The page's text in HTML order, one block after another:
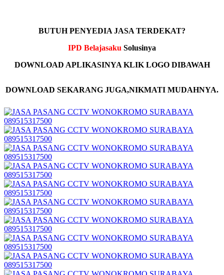
BUTUH PENYEDIA JASA TERDEKAT?
IPD Belajasaku Solusinya
DOWNLOAD APLIKASINYA KLIK LOGO DIBAWAH
DOWNLOAD SEKARANG JUGA,NIKMATI MUDAHNYA.